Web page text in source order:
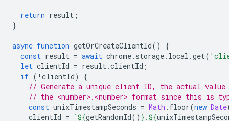
return result ;
}
async function getOrCreateClientId()
{
const result = await chrome. storage. local .get(
let clientId = result.clientId ;
if ( ! clientId)
{
// Generate a unique client ID, the actual value
// the <number>.<number> format since this is
const unixTimestampSeconds = Math . floor(new Date
clientId = `${getRandomId() } .${